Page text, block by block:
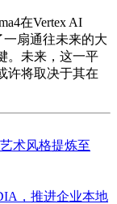
在Vertex AI
一扇通往未来的大
。未来，这一平
许将取决于其在
术风格提炼至
，推进企业本地